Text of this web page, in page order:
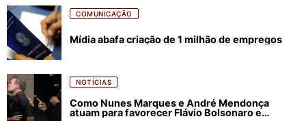
COMUNICAÇÃO
Mídia abafa criação de 1 milhão de empregos
NOTÍCIAS
Como Nunes Marques e André Mendonça
atuam para favorecer Flávio Bolsonaro e